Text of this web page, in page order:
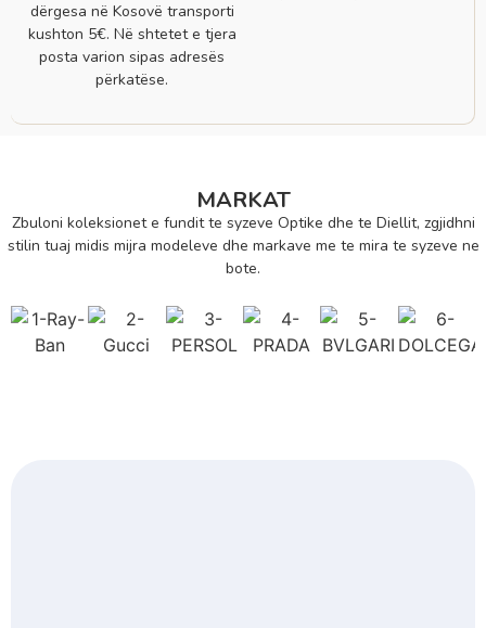
dërgesa në Kosovë transporti
kushton 5€. Në shtetet e tjera
posta varion sipas adresës
përkatëse.
MARKAT
Zbuloni koleksionet e fundit te syzeve Optike dhe te Diellit, zgjidhni
stilin tuaj midis mijra modeleve dhe markave me te mira te syzeve ne
bote.